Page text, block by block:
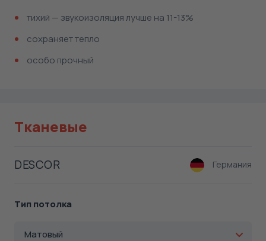
тихий — звукоизоляция лучше на 11-13%
сохраняет тепло
особо прочный
Тканевые
DESCOR Германия
Тип потолка
Матовый